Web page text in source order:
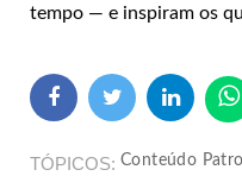
tempo — e inspiram os
TÓPICOS Conteúdo